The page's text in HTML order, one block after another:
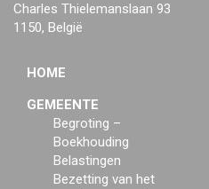
Charles Thielemanslaan 93
1150, België
HOME
GEMEENTE
Begroting –
Boekhouding
Belastingen
Bezetting van het